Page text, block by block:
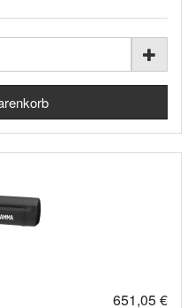
651,05 €